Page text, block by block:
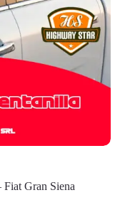
Gran Siena